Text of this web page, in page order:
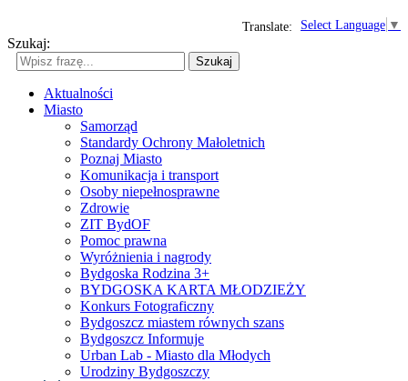
Select Language ▼
Translate:
Szukaj:
Szukaj
Aktualności
Miasto
Samorząd
Standardy Ochrony Małoletnich
Poznaj Miasto
Komunikacja i transport
Osoby niepełnosprawne
Zdrowie
ZIT BydOF
Pomoc prawna
Wyróżnienia i nagrody
Bydgoska Rodzina 3+
BYDGOSKA KARTA MŁODZIEŻY
Konkurs Fotograficzny
Bydgoszcz miastem równych szans
Bydgoszcz Informuje
Urban Lab - Miasto dla Młodych
Urodziny Bydgoszczy